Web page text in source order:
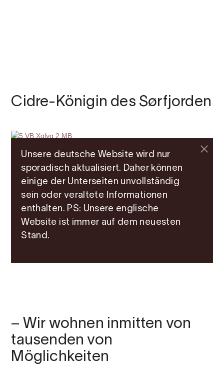
Cidre-Königin des Sørfjorden
– Wir wohnen inmitten von
tausenden von
Möglichkeiten
Unsere deutsche Website wird nur
sporadisch aktualisiert. Daher können
einige der Unterseiten unvollständig
sein oder veraltete Informationen
enthalten. PS: Unsere englische
Website ist immer auf dem neuesten
Stand.